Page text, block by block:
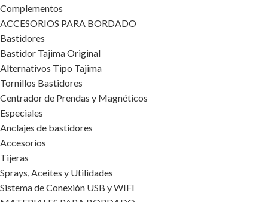
Complementos
ACCESORIOS PARA BORDADO
Bastidores
Bastidor Tajima Original
Alternativos Tipo Tajima
Tornillos Bastidores
Centrador de Prendas y Magnéticos
Especiales
Anclajes de bastidores
Accesorios
Tijeras
Sprays, Aceites y Utilidades
Sistema de Conexión USB y WIFI